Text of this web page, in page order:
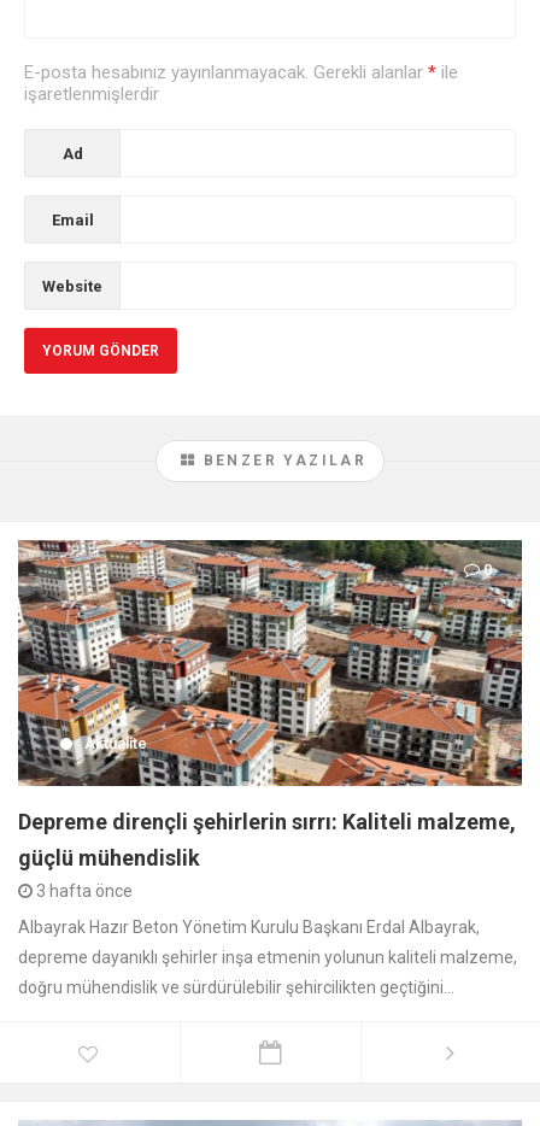
E-posta hesabınız yayınlanmayacak. Gerekli alanlar * ile
işaretlenmişlerdir
Ad
Email
Website
BENZER YAZILAR
0
Aktüalite
Depreme dirençli şehirlerin sırrı: Kaliteli malzeme,
güçlü mühendislik
3 hafta önce
Albayrak Hazır Beton Yönetim Kurulu Başkanı Erdal Albayrak,
depreme dayanıklı şehirler inşa etmenin yolunun kaliteli malzeme,
doğru mühendislik ve sürdürülebilir şehircilikten geçtiğini...